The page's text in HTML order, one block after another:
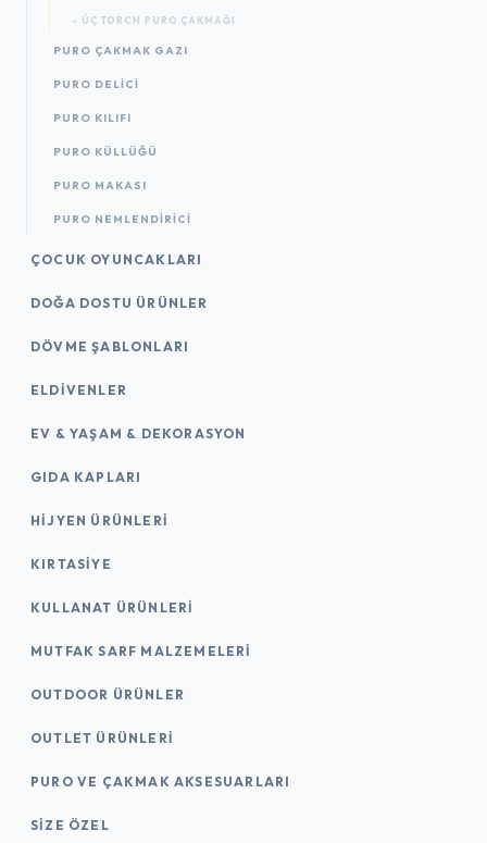
- ÜÇ TORCH PURO ÇAKMAĞI
PURO ÇAKMAK GAZI
PURO DELICI
PURO KILIFI
PURO KÜLLÜĞÜ
PURO MAKASI
PURO NEMLENDIRICI
ÇOCUK OYUNCAKLARI
DOĞA DOSTU ÜRÜNLER
DÖVME ŞABLONLARI
ELDIVENLER
EV & YAŞAM & DEKORASYON
GIDA KAPLARI
HIJYEN ÜRÜNLERI
KIRTASİYE
KULLANAT ÜRÜNLERI
MUTFAK SARF MALZEMELERI
OUTDOOR ÜRÜNLER
OUTLET ÜRÜNLERI
PURO VE ÇAKMAK AKSESUARLARI
SIZE ÖZEL